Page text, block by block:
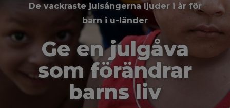
De vackraste julsångerna ljuder i år för
barn i u-länder
Ge en julgåva
som förändrar
barns liv